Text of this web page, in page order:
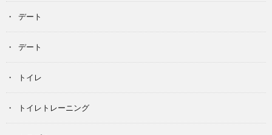
デート
デート
トイレ
トイレトレーニング